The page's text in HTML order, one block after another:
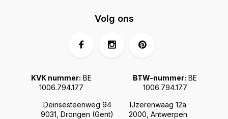
Deinsesteenweg 94
9031, Drongen (Gent)
IJzerenwaag 12a
2000, Antwerpen
KVK nummer: BE
1006.794.177
BTW-nummer: BE
1006.794.177
Volg ons